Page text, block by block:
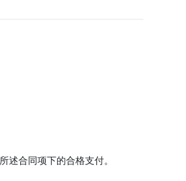
述合同项下的合格支付。